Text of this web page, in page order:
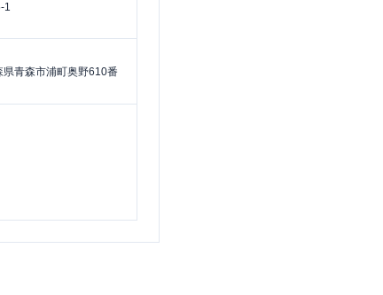
1
県青森市浦町奥野610番